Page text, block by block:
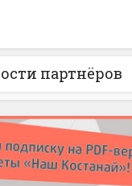
партнёров